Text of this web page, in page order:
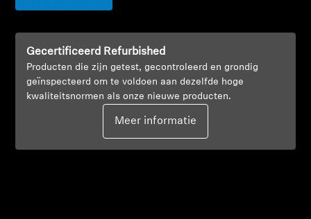
Over ons
Innovaties
Gecertificeerd Refurbished
Producten die zijn getest, gecontroleerd en grondig
geïnspecteerd om te voldoen aan dezelfde hoge
kwaliteitsnormen als onze nieuwe producten.
Meer informatie